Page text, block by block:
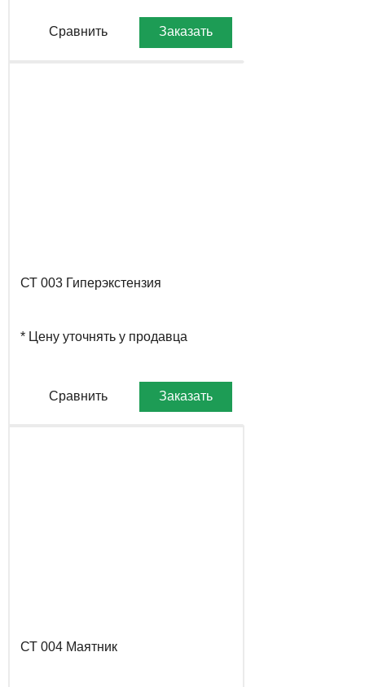
Сравнить Заказать
СТ 003 Гиперэкстензия
* Цену уточнять у продавца
Сравнить Заказать
СТ 004 Маятник